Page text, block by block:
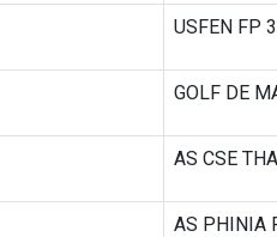
USFEN FP
GOLF DE
AS CSE
AS PHINIA